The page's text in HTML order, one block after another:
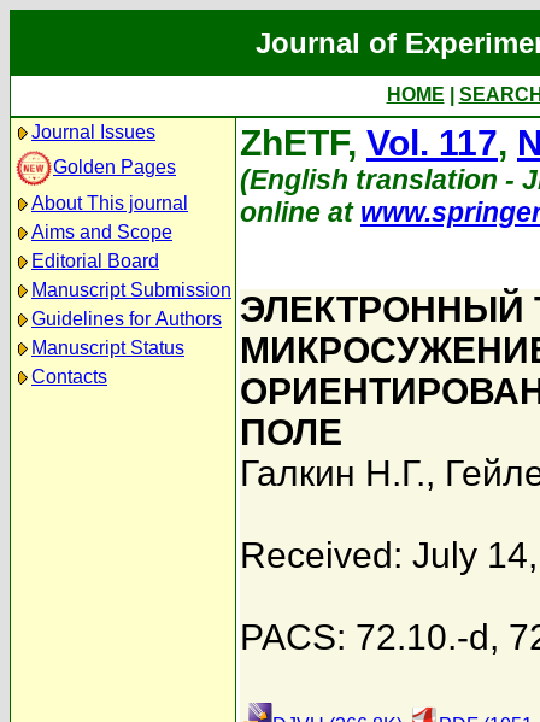
Journal of
HOME
Journal Issues
Golden Pages
About This journal
Aims and Scope
Editorial Board
Manuscript Submission
Guidelines for Authors
Manuscript Status
Contacts
ZhETF, Vol. 117,
(English translation -
online at
ЭЛЕКТРОННЫЙ
ПОЛЕ
Галкин Н.Г.,
Received: July
PACS: 72.10.-d,